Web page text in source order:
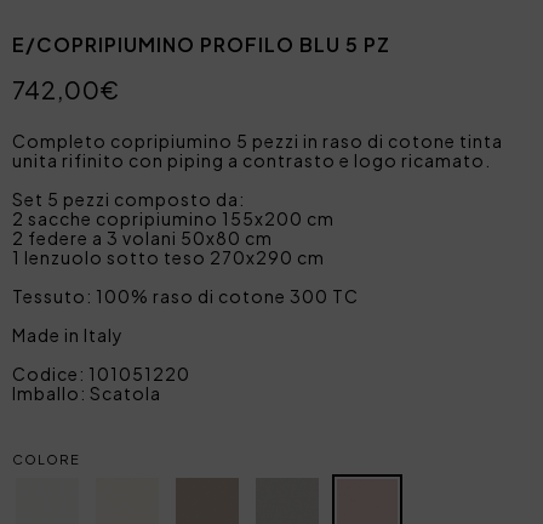
E/COPRIPIUMINO PROFILO BLU 5 PZ
742,00€
Completo copripiumino 5 pezzi in raso di cotone tinta
unita rifinito con piping a contrasto e logo ricamato.
Set 5 pezzi composto da:
2 sacche copripiumino 155x200 cm
2 federe a 3 volani 50x80 cm
1 lenzuolo sotto teso 270x290 cm
Tessuto: 100% raso di cotone 300 TC
Made in Italy
Codice: 101051220
Imballo: Scatola
COLORE